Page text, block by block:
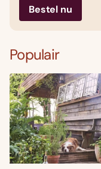
Bestel nu
Populair